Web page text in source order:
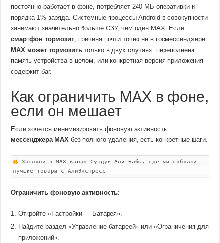
постоянно работает в фоне, потребляет 240 МБ оперативки и
порядка 1% заряда. Системные процессы Android в совокупности
занимают значительно больше ОЗУ, чем один MAX. Если
смартфон тормозит , причина почти точно не в госмессенджере.
MAX может тормозить только в двух случаях: переполнена
память устройства в целом, или конкретная версия приложения
содержит баг.
Как ограничить MAX в фоне,
если он мешает
Если хочется минимизировать фоновую активность
мессенджера MAX без полного удаления, есть конкретные шаги.
Загляни вMAX-канал Сундук Али-Бабы , где мы собрали
лучшие товары с АлиЭкспресс
Ограничить фоновую активность:
Откройте «Настройки — Батарея».
Найдите раздел «Управление батареей» или «Ограничения для
приложений».